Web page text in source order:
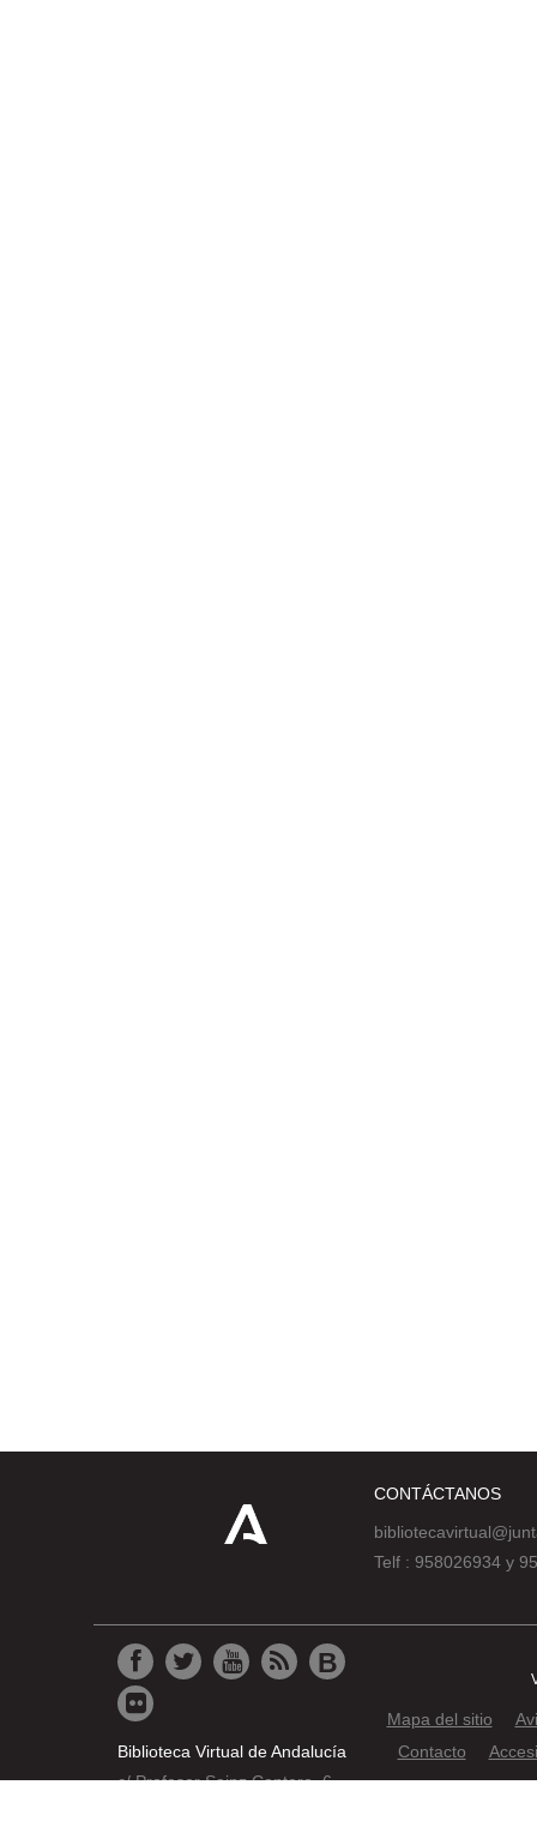
CONTÁCTANOS
Telf : 958026934 y
Biblioteca Virtual de Andalucía
c/ Profesor Sainz Cantero, 6
Mapa del sitio
Contacto